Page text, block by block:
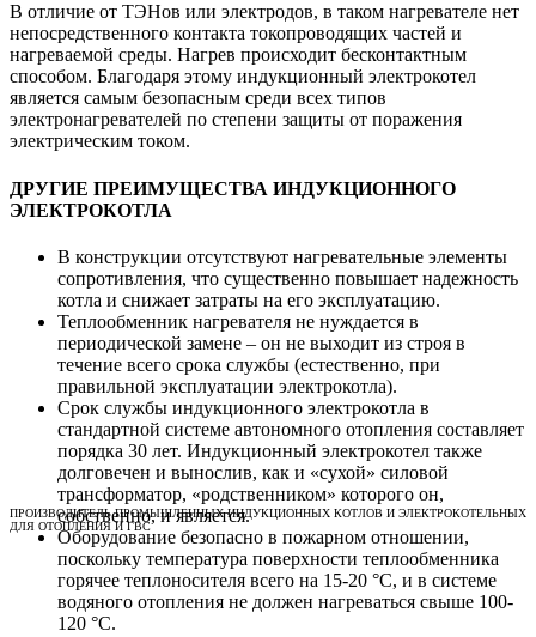
ПРОИЗВОДИТЕЛЬ ПРОМЫШЛЕННЫХ ИНДУКЦИОННЫХ КОТЛОВ И ЭЛЕКТРОКОТЕЛЬНЫХ
ДЛЯ ОТОПЛЕНИЯ И ГВС
В отличие от ТЭНов или электродов, в таком нагревателе нет
непосредственного контакта токопроводящих частей и
нагреваемой среды. Нагрев происходит бесконтактным
способом. Благодаря этому индукционный электрокотел
является самым безопасным среди всех типов
электронагревателей по степени защиты от поражения
электрическим током.
ДРУГИЕ ПРЕИМУЩЕСТВА ИНДУКЦИОННОГО
ЭЛЕКТРОКОТЛА
В конструкции отсутствуют нагревательные элементы
сопротивления, что существенно повышает надежность
котла и снижает затраты на его эксплуатацию.
Теплообменник нагревателя не нуждается в
периодической замене – он не выходит из строя в
течение всего срока службы (естественно, при
правильной эксплуатации электрокотла).
Срок службы индукционного электрокотла в
стандартной системе автономного отопления составляет
порядка 30 лет. Индукционный электрокотел также
долговечен и вынослив, как и «сухой» силовой
трансформатор, «родственником» которого он,
собственно, и является.
Оборудование безопасно в пожарном отношении,
поскольку температура поверхности теплообменника
горячее теплоносителя всего на 15-20 °С, и в системе
водяного отопления не должен нагреваться свыше 100-
120 °С.